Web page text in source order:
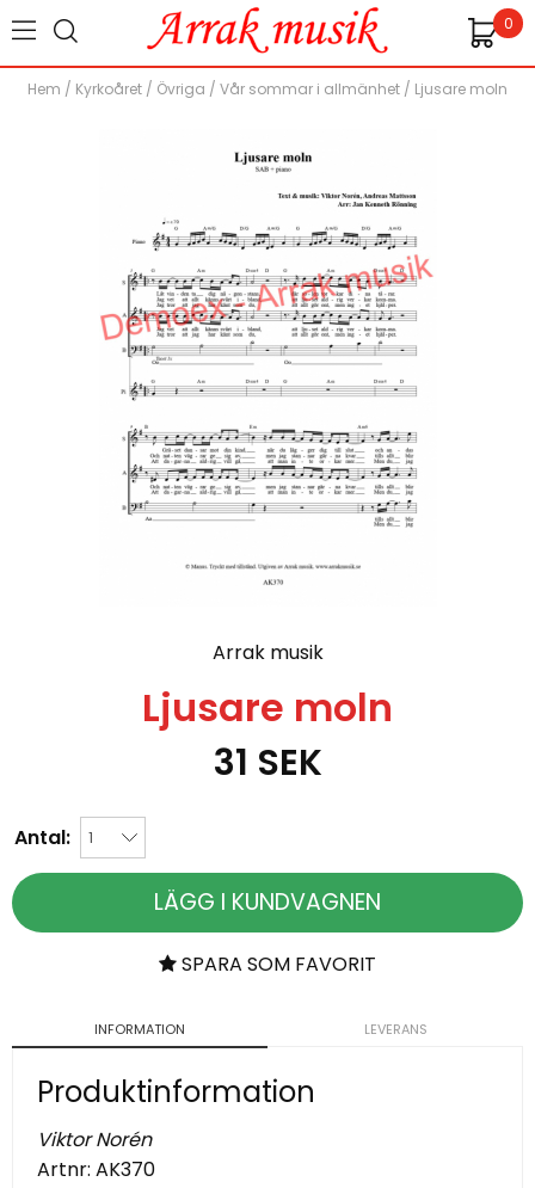
0
Hem / Kyrkoåret / Övriga / Vår sommar i allmänhet / Ljusare moln
Arrak musik
Ljusare moln
31 SEK
Antal:
LÄGG I KUNDVAGNEN
SPARA SOM FAVORIT
INFORMATION LEVERANS
Produktinformation
Viktor Norén
Artnr: AK370